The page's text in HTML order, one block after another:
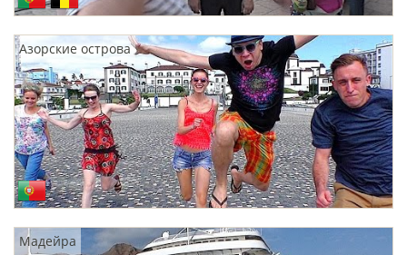
Азорские острова
Мадейра